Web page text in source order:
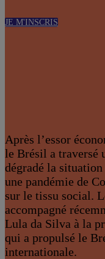
JE M'INSCRIS
Après l’essor économique du début des années 2000,
le Brésil a traversé
dégradé la
une pandémie de
sur le tissu social.
accompagné
Lula da Silva à la
qui a propulsé le
internationale.